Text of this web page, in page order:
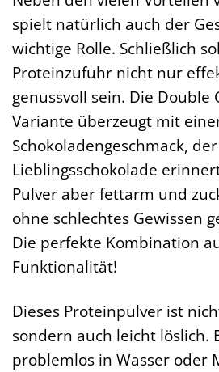
spielt natürlich auch der
wichtige Rolle. Schließlich
Proteinzufuhr nicht nur
genussvoll sein. Die Double
Variante überzeugt mit
Schokoladengeschmack,
Lieblingsschokolade
Pulver aber fettarm und
ohne schlechtes Gewissen
Die perfekte Kombination
Funktionalität!
Dieses Proteinpulver ist
sondern auch leicht löslich.
problemlos in Wasser oder